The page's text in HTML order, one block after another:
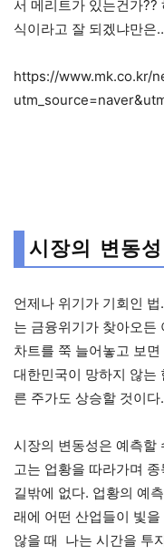
서 메리트가 있는건가??
식이라고 잘 되겠냐만은
https://www.mk.co.kr/
시장의 변동성
언제나 위기가 기회인
는 금융위기가 찾아오든
차트를 쭉 늘어놓고 보
대한민국이 망하지 않는
른 주가도 상승할 것이다.
시장의 변동성은 예측할
고는 업황을 따라가며
길밖에 없다. 업황의 예
래에 어떤 산업들이 빛
않을 때 나는 시간을 투